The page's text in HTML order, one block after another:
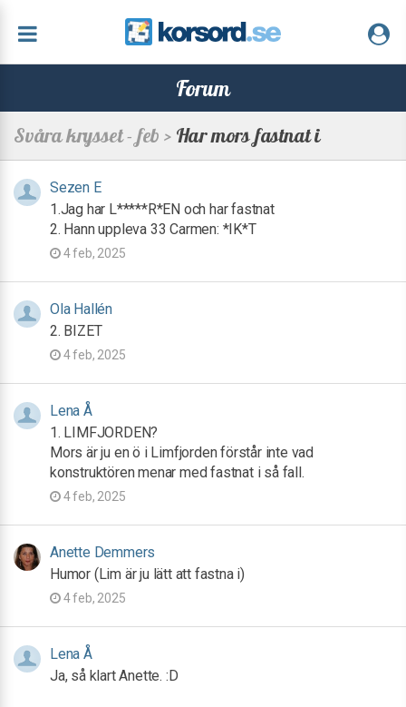
Forum
Svåra krysset - feb >Har mors fastnat i
Sezen E
1.Jag har L*****R*EN och har fastnat
2. Hann uppleva 33 Carmen: *IK*T
4 feb, 2025
Ola Hallén
2. BIZET
4 feb, 2025
Lena Å
1. LIMFJORDEN?
Mors är ju en ö i Limfjorden förstår inte vad
konstruktören menar med fastnat i så fall.
4 feb, 2025
Anette Demmers
Humor (Lim är ju lätt att fastna i)
4 feb, 2025
Lena Å
Ja, så klart Anette. :D